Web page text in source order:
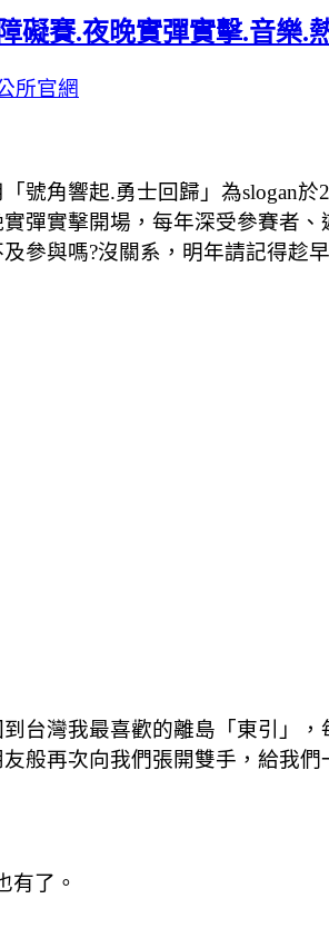
礙賽.夜晚實彈實擊.音樂
所官網
號角響起.勇士回歸」為slogan
彈實擊開場，每年深受參賽者
參與嗎?沒關系，明年請記得趁
台灣我最喜歡的離島「東引」
般再次向我們張開雙手，給我們
有了。